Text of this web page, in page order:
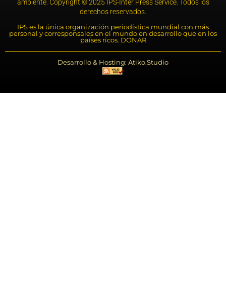
ambiente. Copyright © 2025 IPS-Inter Press Service. Todos los
derechos reservados.
IPS es la única organización periodística mundial con más
personal y corresponsales en el mundo en desarrollo que en los
países ricos. DONAR
Desarrollo & Hosting: Atiko.Studio